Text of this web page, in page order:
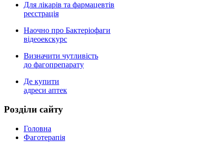
Для лікарів та фармацевтів
реєстрація
Наочно про Бактеріофаги
відеоекскурс
Визначити чутливість
до фагопрепарату
Де купити
адреси аптек
Роздiли сайту
Головна
Фаготерапія